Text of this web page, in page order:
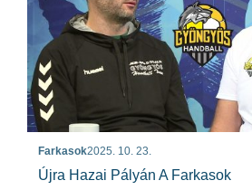
Farkasok2025. 10. 23.
Újra Hazai Pályán A Farkasok